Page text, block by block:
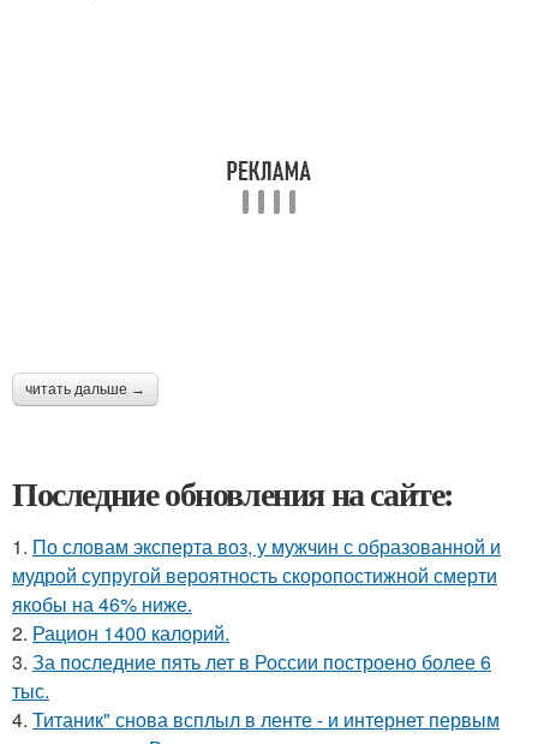
читать дальше →
Последние обновления на сайте:
1. По словам эксперта воз, у мужчин с образованной и
мудрой супругой вероятность скоропостижной смерти
якобы на 46% ниже.
2. Рацион 1400 калорий.
3. За последние пять лет в России построено более 6
тыс.
4. Титаник" снова всплыл в ленте - и интернет первым